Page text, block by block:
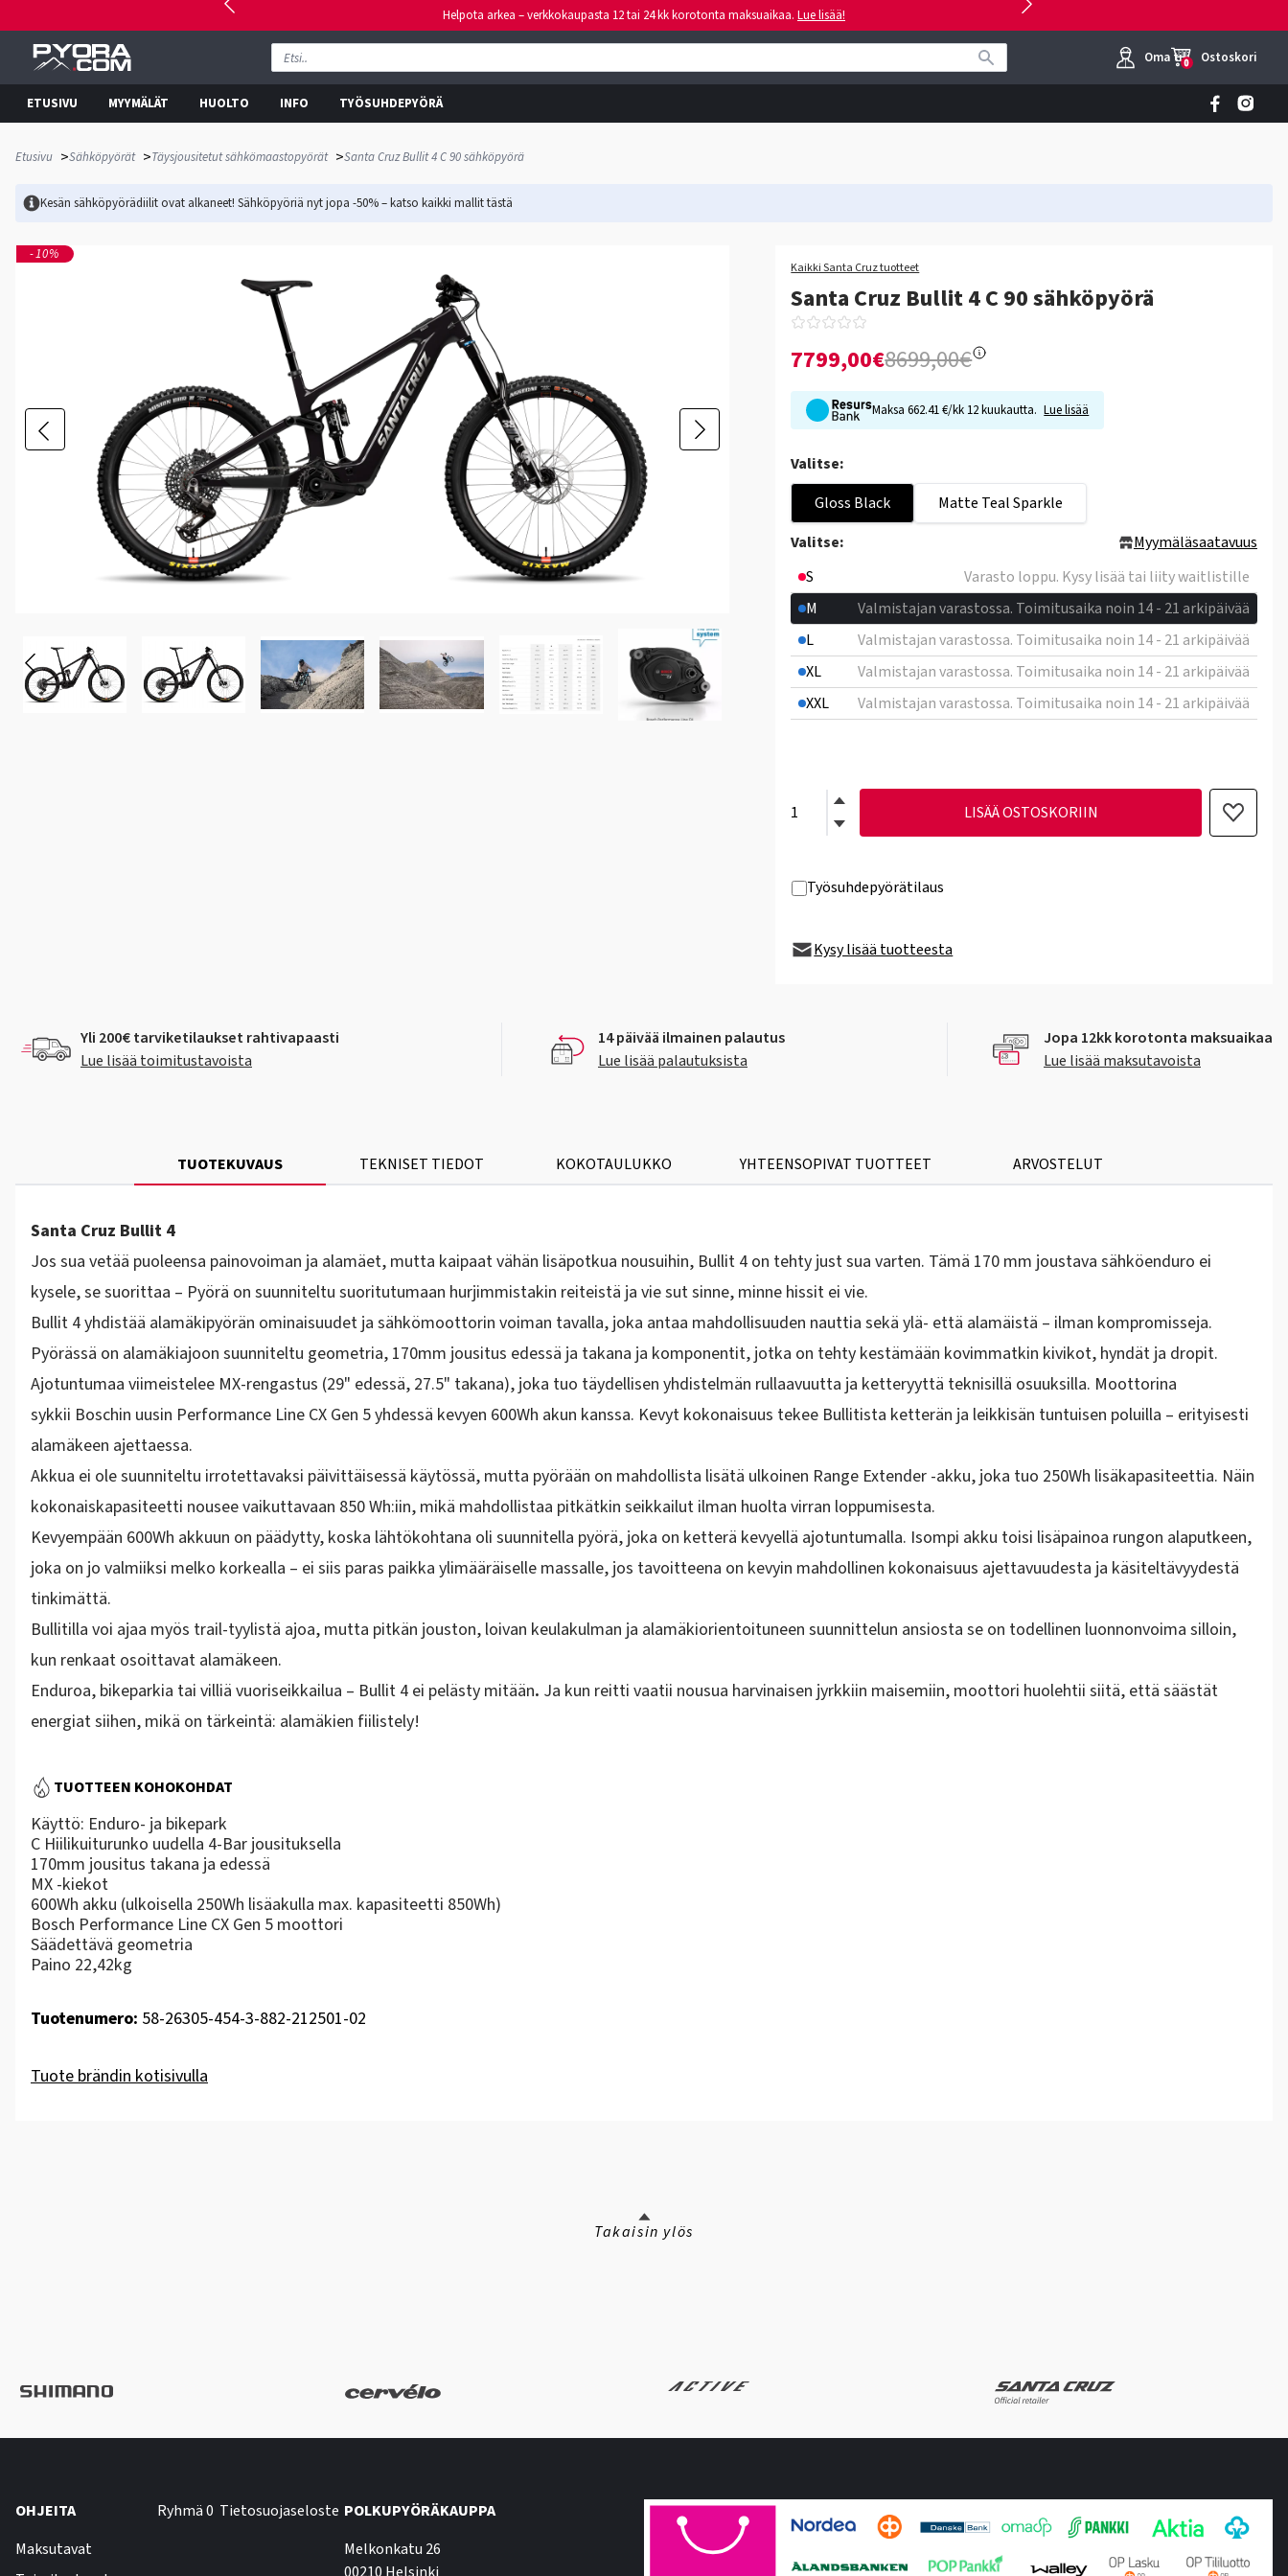
Helpota arkea – verkkokaupasta 12 tai 24 kk korotonta maksuaikaa. Lue lisää!
Oma tili
0 Ostoskori
ETUSIVU MYYMÄLÄT HUOLTO INFO TYÖSUHDEPYÖRÄ
Etusivu >Sähköpyörät >Täysjousitetut sähkömaastopyörät >Santa Cruz Bullit 4 C 90 sähköpyörä
Kesän sähköpyörädiilit ovat alkaneet! Sähköpyöriä nyt jopa -50% – katso kaikki mallittästä
-10%
Kaikki Santa Cruz tuotteet
Santa Cruz Bullit 4 C 90 sähköpyörä
7799,00€8699,00€
Maksa 662.41 €/kk 12 kuukautta. Lue lisää
Valitse:
Gloss Black
Matte Teal Sparkle
Valitse:
Myymäläsaatavuus
S
Varasto loppu. Kysy lisää tai liity waitlistille
M
Valmistajan varastossa. Toimitusaika noin 14 - 21 arkipäivää
L
Valmistajan varastossa. Toimitusaika noin 14 - 21 arkipäivää
XL
Valmistajan varastossa. Toimitusaika noin 14 - 21 arkipäivää
XXL
Valmistajan varastossa. Toimitusaika noin 14 - 21 arkipäivää
LISÄÄ OSTOSKORIIN
Työsuhdepyörätilaus
Kysy lisää tuotteesta
Yli 200€ tarviketilaukset rahtivapaasti
Lue lisää toimitustavoista
14 päivää ilmainen palautus
Lue lisää palautuksista
Jopa 12kk korotonta maksuaikaa
Lue lisää maksutavoista
TUOTEKUVAUS TEKNISET TIEDOT KOKOTAULUKKO YHTEENSOPIVAT TUOTTEET ARVOSTELUT
Santa Cruz Bullit 4
Jos sua vetää puoleensa painovoiman ja alamäet, mutta kaipaat vähän lisäpotkua nousuihin, Bullit 4 on tehty just sua varten. Tämä 170 mm joustava sähköenduro ei
kysele, se suorittaa – Pyörä on suunniteltu suoritutumaan hurjimmistakin reiteistä ja vie sut sinne, minne hissit ei vie.
Bullit 4 yhdistää alamäkipyörän ominaisuudet ja sähkömoottorin voiman tavalla, joka antaa mahdollisuuden nauttia sekä ylä- että alamäistä – ilman kompromisseja.
Pyörässä on alamäkiajoon suunniteltu geometria, 170mm jousitus edessä ja takana ja komponentit, jotka on tehty kestämään kovimmatkin kivikot, hyndät ja dropit.
Ajotuntumaa viimeistelee MX-rengastus (29" edessä, 27.5" takana), joka tuo täydellisen yhdistelmän rullaavuutta ja ketteryyttä teknisillä osuuksilla. Moottorina
sykkii Boschin uusin Performance Line CX Gen 5yhdessä kevyen 600Wh akun kanssa. Kevyt kokonaisuus tekee Bullitista ketterän ja leikkisän tuntuisen poluilla – erityisesti
alamäkeen ajettaessa.
Akkua ei ole suunniteltu irrotettavaksi päivittäisessä käytössä, mutta pyörään on mahdollista lisätä ulkoinen Range Extender -akku, joka tuo 250Wh lisäkapasiteettia. Näin
kokonaiskapasiteetti nousee vaikuttavaan 850 Wh:iin, mikä mahdollistaa pitkätkin seikkailut ilman huolta virran loppumisesta.
Kevyempään 600Wh akkuun on päädytty, koska lähtökohtana oli suunnitella pyörä, joka on ketterä kevyellä ajotuntumalla. Isompi akku toisi lisäpainoa rungon alaputkeen,
joka on jo valmiiksi melko korkealla – ei siis paras paikka ylimääräiselle massalle, jos tavoitteena on kevyin mahdollinen kokonaisuus ajettavuudesta ja käsiteltävyydestä
tinkimättä.
Bullitilla voi ajaa myös trail-tyylistä ajoa, mutta pitkän jouston, loivan keulakulman ja alamäkiorientoituneen suunnittelun ansiosta se on todellinen luonnonvoima silloin,
kun renkaat osoittavat alamäkeen.
Enduroa, bikeparkia tai villiä vuoriseikkailua – Bullit 4 ei pelästy mitään. Ja kun reitti vaatii nousua harvinaisen jyrkkiin maisemiin, moottori huolehtii siitä, että säästät
energiat siihen, mikä on tärkeintä: alamäkien fiilistely!
TUOTTEEN KOHOKOHDAT
Käyttö: Enduro- ja bikepark
C Hiilikuiturunko uudella 4-Bar jousituksella
170mm jousitus takana ja edessä
MX -kiekot
600Wh akku (ulkoisella 250Wh lisäakulla max. kapasiteetti 850Wh)
Bosch Performance Line CX Gen 5 moottori
Säädettävä geometria
Paino 22,42kg
Tuotenumero: 58-26305-454-3-882-212501-02
Tuote brändin kotisivulla
Takaisin ylös
OHJEITA
Maksutavat
Ryhmä 0 Tietosuojaseloste POLKUPYÖRÄKAUPPA
Melkonkatu 26